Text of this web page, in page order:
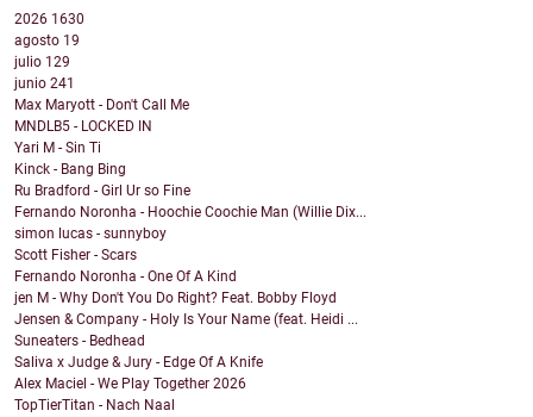
2026 1630
agosto 19
julio 129
junio 241
Max Maryott - Don't Call Me
MNDLB5 - LOCKED IN
Yari M - Sin Ti
Kinck - Bang Bing
Ru Bradford - Girl Ur so Fine
Fernando Noronha - Hoochie Coochie Man (Willie Dix...
simon lucas - sunnyboy
Scott Fisher - Scars
Fernando Noronha - One Of A Kind
jen M - Why Don't You Do Right? Feat. Bobby Floyd
Jensen & Company - Holy Is Your Name (feat. Heidi ...
Suneaters - Bedhead
Saliva x Judge & Jury - Edge Of A Knife
Alex Maciel - We Play Together 2026
TopTierTitan - Nach Naal